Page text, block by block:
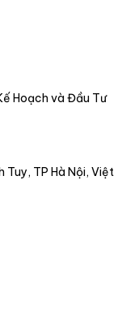
Hoạch và Đầu Tư
Tuy, TP Hà Nội, Việt